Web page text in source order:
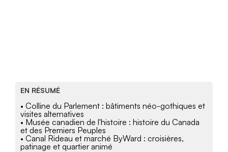
EN RÉSUMÉ
• Colline du Parlement : bâtiments néo-gothiques et
visites alternatives
• Musée canadien de l'histoire : histoire du Canada
et des Premiers Peuples
• Canal Rideau et marché ByWard : croisières,
patinage et quartier animé